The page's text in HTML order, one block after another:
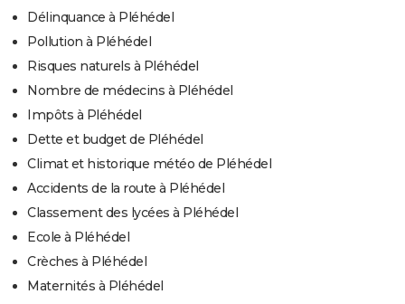
Délinquance à Pléhédel
Pollution à Pléhédel
Risques naturels à Pléhédel
Nombre de médecins à Pléhédel
Impôts à Pléhédel
Dette et budget de Pléhédel
Climat et historique météo de Pléhédel
Accidents de la route à Pléhédel
Classement des lycées à Pléhédel
Ecole à Pléhédel
Crèches à Pléhédel
Maternités à Pléhédel